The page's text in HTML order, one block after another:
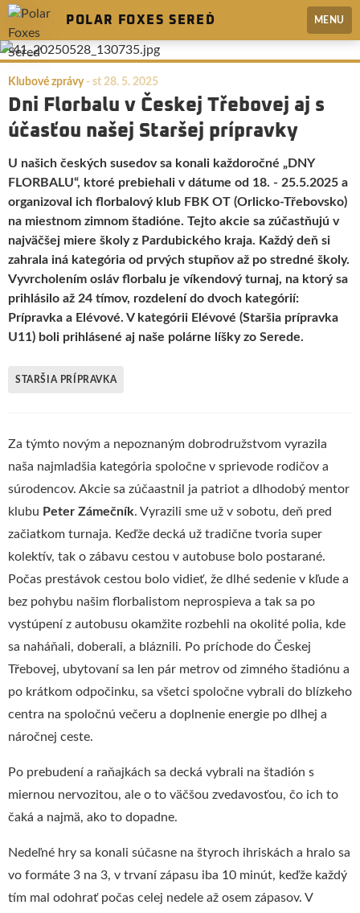
POLAR FOXES SEREĎ MENU
Klubové zprávy- st 28. 5. 2025
Dni Florbalu v Českej Třebovej aj s
účasťou našej Staršej prípravky
U našich českých susedov sa konali každoročné „DNY
FLORBALU“, ktoré prebiehali v dátume od 18. - 25.5.2025 a
organizoval ich florbalový klub FBK OT (Orlicko-Třebovsko)
na miestnom zimnom štadióne. Tejto akcie sa zúčastňujú v
najväčšej miere školy z Pardubického kraja. Každý deň si
zahrala iná kategória od prvých stupňov až po stredné školy.
Vyvrcholením osláv florbalu je víkendový turnaj, na ktorý sa
prihlásilo až 24 tímov, rozdelení do dvoch kategórií:
Prípravka a Elévové. V kategórii Elévové (Staršia prípravka
U11) boli prihlásené aj naše polárne líšky zo Serede.
STARŠIA PRÍPRAVKA
Za týmto novým a nepoznaným dobrodružstvom vyrazila
naša najmladšia kategória spoločne v sprievode rodičov a
súrodencov. Akcie sa zúčaastnil ja patriot a dlhodobý mentor
klubu Peter Zámečník. Vyrazili sme už v sobotu, deň pred
začiatkom turnaja. Keďže decká už tradične tvoria super
kolektív, tak o zábavu cestou v autobuse bolo postarané.
Počas prestávok cestou bolo vidieť, že dlhé sedenie v kľude a
bez pohybu našim florbalistom neprospieva a tak sa po
vystúpení z autobusu okamžite rozbehli na okolité polia, kde
sa naháňali, doberali, a bláznili. Po príchode do Českej
Třebovej, ubytovaní sa len pár metrov od zimného štadiónu a
po krátkom odpočinku, sa všetci spoločne vybrali do blízkeho
centra na spoločnú večeru a doplnenie energie po dlhej a
náročnej ceste.
Po prebudení a raňajkách sa decká vybrali na štadión s
miernou nervozitou, ale o to väčšou zvedavosťou, čo ich to
čaká a najmä, ako to dopadne.
Nedeľné hry sa konali súčasne na štyroch ihriskách a hralo sa
vo formáte 3 na 3, v trvaní zápasu iba 10 minút, keďže každý
tím mal odohrať počas celej nedele až osem zápasov. V